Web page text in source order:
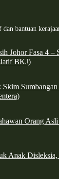
bantuan
Johor Fasa 4 –
BKJ)
Orang
Anak